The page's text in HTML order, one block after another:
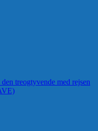
treogtyvende med rejsen